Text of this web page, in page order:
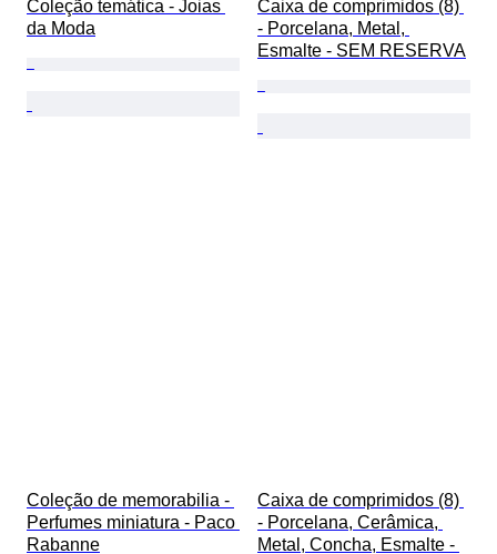
Coleção temática - Joias
da Moda
Caixa de comprimidos (8)
- Porcelana, Metal,
Esmalte - SEM RESERVA
Coleção de memorabilia -
Perfumes miniatura - Paco
Rabanne
Caixa de comprimidos (8)
- Porcelana, Cerâmica,
Metal, Concha, Esmalte -